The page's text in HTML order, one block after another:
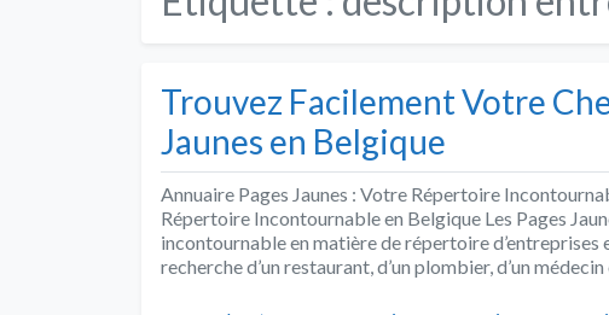
Trouvez Facilement Votre
Jaunes en Belgique
Annuaire Pages Jaunes : Votre Répertoire
Répertoire Incontournable en Belgique Les Pages
incontournable en matière de répertoire d’entreprises
recherche d’un restaurant, d’un plombier, d’un